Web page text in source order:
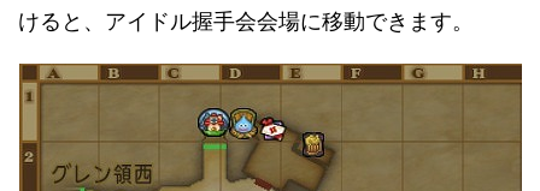
けると、アイドル握手会会場に移動できます。